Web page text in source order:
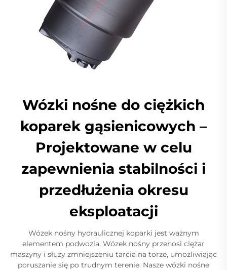
Wózki nośne do ciężkich
koparek gąsienicowych –
Projektowane w celu
zapewnienia stabilności i
przedłużenia okresu
eksploatacji
Wózek nośny hydraulicznej koparki jest ważnym
elementem podwozia. Wózek nośny przenosi ciężar
maszyny i służy zmniejszeniu tarcia na torze, umożliwiając
poruszanie się po trudnym terenie. Nasze wózki nośne